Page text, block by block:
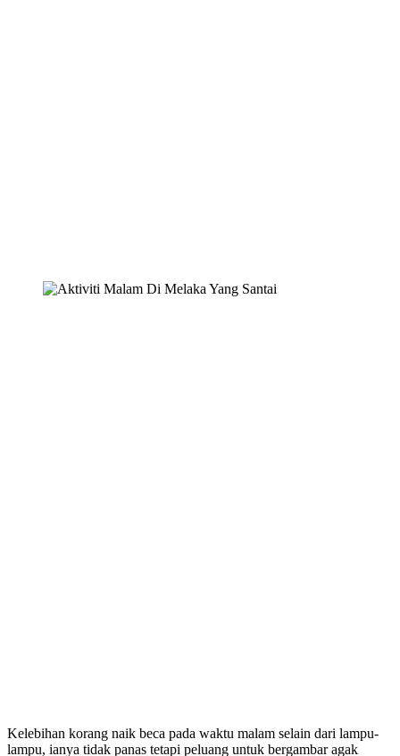
Kelebihan korang naik beca pada waktu malam selain dari lampu-
lampu, ianya tidak panas tetapi peluang untuk bergambar agak